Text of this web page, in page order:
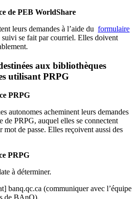
de PEB WorldShare
leurs demandes à l’aide du formulaire
suivi se fait par courriel. Elles doivent
aux bibliothèques
utilisant PRPG
PRPG
autonomes acheminent leurs demandes
de PRPG, auquel elles se connectent
de passe. Elles reçoivent aussi des
PRPG
à déterminer.
banq.qc.ca (communiquer avec l’équipe